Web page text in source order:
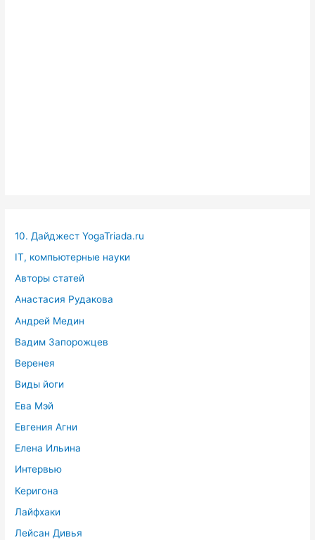
10. Дайджест YogaTriada.ru
IT, компьютерные науки
Авторы статей
Анастасия Рудакова
Андрей Медин
Вадим Запорожцев
Веренея
Виды йоги
Ева Мэй
Евгения Агни
Елена Ильина
Интервью
Керигона
Лайфхаки
Лейсан Дивья